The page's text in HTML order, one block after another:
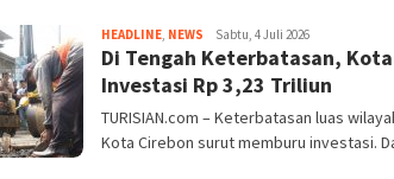
HEADLINE, NEWS Tim
Redaksi
Sabtu, 4 Juli 2026
Di Tengah Keterbatasan,
Investasi Rp 3,23 Triliun
TURISIAN.com – Keterbatasan luas
Kota Cirebon surut memburu investasi.